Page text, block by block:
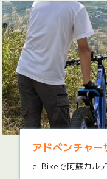
アドベンチャー
e-Bikeで阿蘇カル